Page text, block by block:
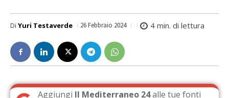
Di Yuri Testaverde 26 Febbraio 2024 4 min. di lettura
Aggiungi Il Mediterraneo 24alle tue fonti